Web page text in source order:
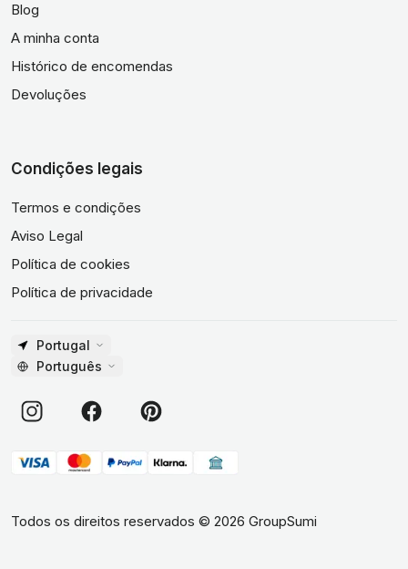
Blog
A minha conta
Histórico de encomendas
Devoluções
Condições legais
Termos e condições
Aviso Legal
Política de cookies
Política de privacidade
Portugal
Português
Todos os direitos reservados © 2026 GroupSumi